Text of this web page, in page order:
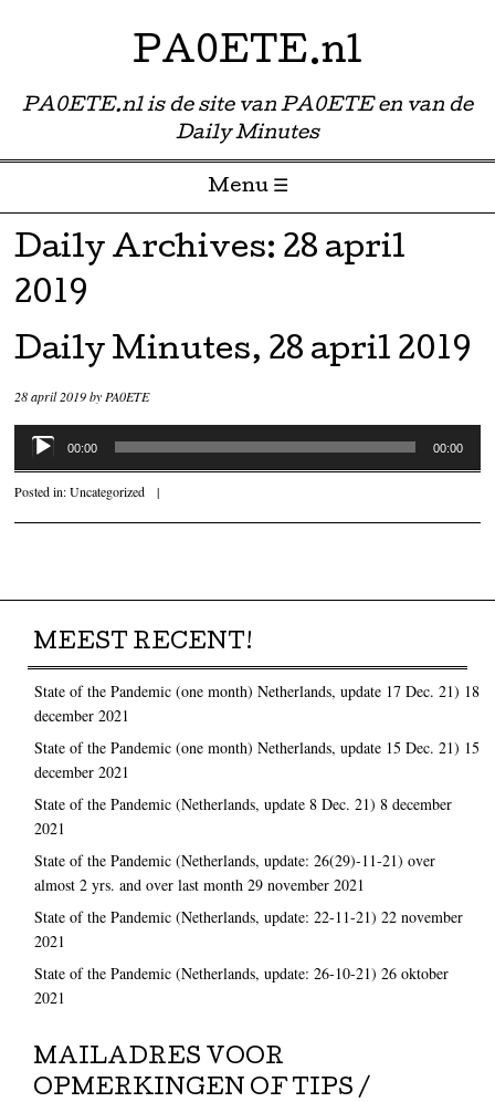
PA0ETE.nl
PA0ETE.nl is de site van PA0ETE en van de
Daily Minutes
Menu ☰
Skip to content
Daily Archives: 28 april
2019
Daily Minutes, 28 april 2019
28 april 2019byPA0ETE
Audiospeler
00:00 00:00
Posted in:Uncategorized |
MEEST RECENT!
State of the Pandemic (one month) Netherlands, update 17 Dec. 21) 18
december 2021
State of the Pandemic (one month) Netherlands, update 15 Dec. 21) 15
december 2021
State of the Pandemic (Netherlands, update 8 Dec. 21) 8 december
2021
State of the Pandemic (Netherlands, update: 26(29)-11-21) over
almost 2 yrs. and over last month 29 november 2021
State of the Pandemic (Netherlands, update: 22-11-21) 22 november
2021
State of the Pandemic (Netherlands, update: 26-10-21) 26 oktober
2021
MAILADRES VOOR
OPMERKINGEN OF TIPS /